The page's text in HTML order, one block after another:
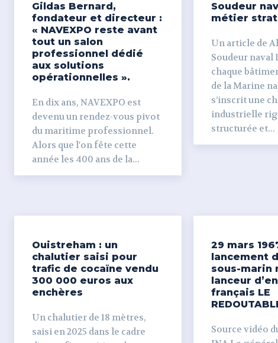
Gildas Bernard,
fondateur et directeur :
« NAVEXPO reste avant
tout un salon
professionnel dédié
aux solutions
opérationnelles ».
En dix ans, NAVEXPO est
devenu un rendez-vous pivot
du maritime professionnel.
Alors que l'on fête cette
année les 400 ans de la...
Soudeur
métier
Un article de
Soudeur naval Derrière
chaque
de la Marine
s’inscrit une
industrielle
structurée et...
Ouistreham : un
chalutier saisi pour
trafic de cocaïne vendu
300 000 euros aux
enchères
Un chalutier de 18 mètres,
saisi en 2025 dans le cadre
29 mars
lancement
sous-marin
lanceur
français LE
Source vidéo